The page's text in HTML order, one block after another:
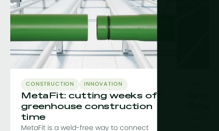
CONSTRUCTION INNOVATION
MetaFit: cutting weeks off
greenhouse construction
time
MetaFit is a weld-free way to connect